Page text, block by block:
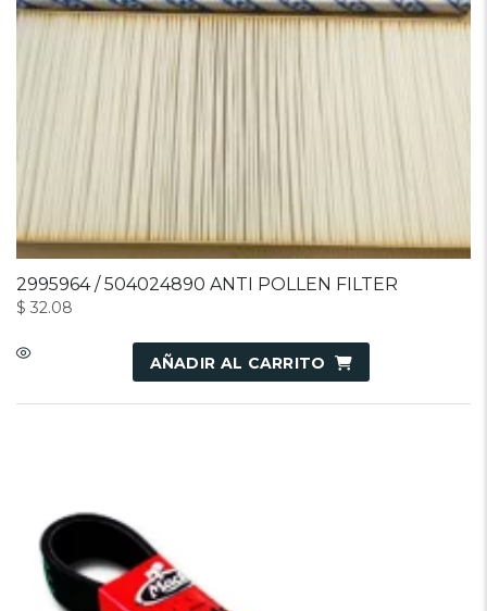
2995964 / 504024890 ANTI POLLEN FILTER
$ 32.08
AÑADIR AL CARRITO